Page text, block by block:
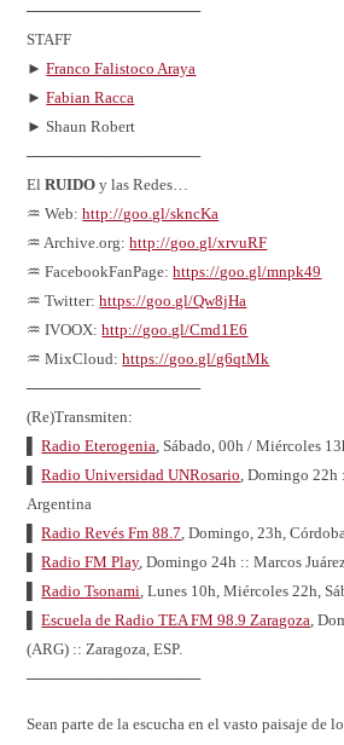
────────────────
STAFF
►Franco Falistoco Araya
►Fabian Racca
► Shaun Robert
────────────────
ElRUIDO y las Redes…
♒ Web:http://goo.gl/skncKa
♒ Archive.org:http://goo.gl/xrvuRF
♒ FacebookFanPage:https://goo.gl/mnpk49
♒ Twitter:https://goo.gl/Qw8jHa
♒ IVOOX:http://goo.gl/Cmd1E6
♒ MixCloud:https://goo.gl/g6qtMk
────────────────
(Re)Transmiten:
▌Radio Eterogenia, Sábado, 00h / Miércoles
▌Radio Universidad UNRosario, Domingo 22h
Argentina
▌Radio Revés Fm 88.7, Domingo, 23h,
▌Radio FM Play, Domingo 24h :: Marcos
▌Radio Tsonami, Lunes 10h, Miércoles 22h,
▌Escuela de Radio TEA FM 98.9 Zaragoza,
(ARG) :: Zaragoza, ESP.
────────────────
Sean parte de la escucha en el vasto paisaje de